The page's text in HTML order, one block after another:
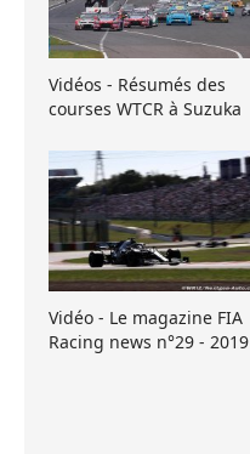
Vidéos - Résumés des
courses WTCR à Suzuka
Vidéo - Le magazine FIA
Racing news n°29 - 2019